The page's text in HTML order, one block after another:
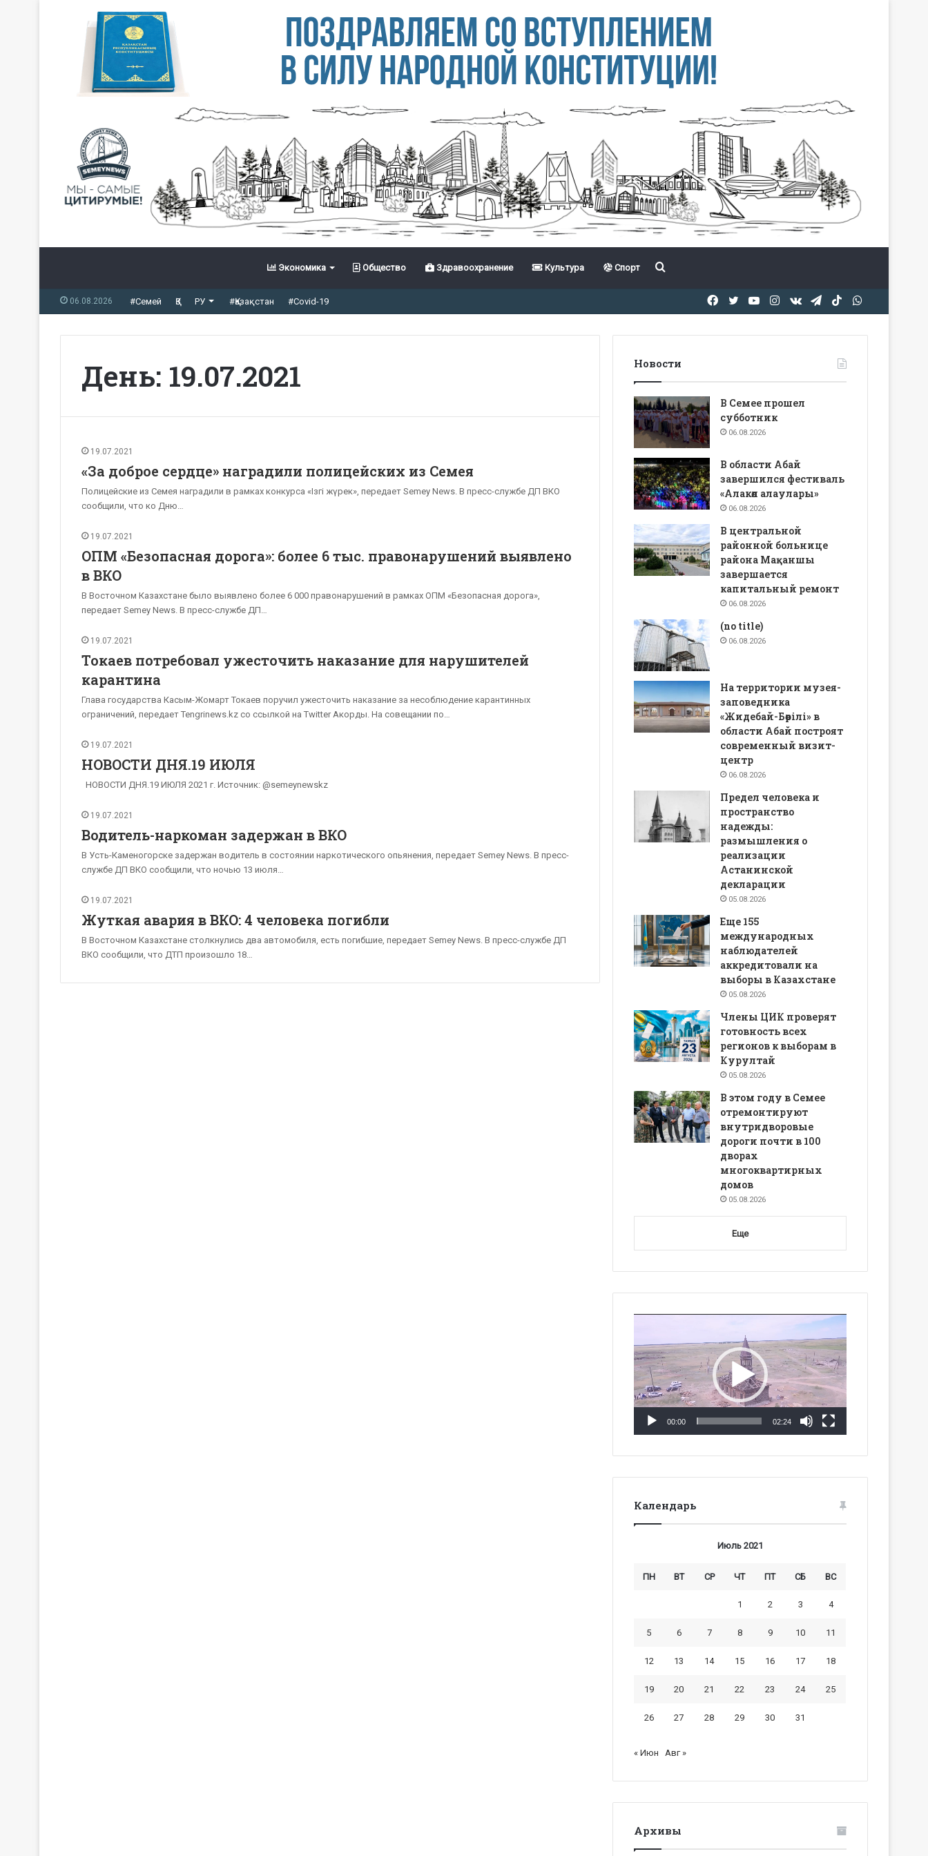
Экономика Общество Здравоохранение Культура Спорт Іздеу
06.08.2026 #Семей ҚЗ РУ #Қазақстан #Covid-19 TikTok
Telegram
vk.com
Instagram
YouTube
Twitter
Facebook
День: 19.07.2021
19.07.2021
«За доброе сердце» наградили полицейских из Семея
Полицейские из Семея наградили в рамках конкурса «Iзгi жүрек», передает Semey News. В пресс-службе ДП ВКО
сообщили, что ко Дню…
19.07.2021
ОПМ «Безопасная дорога»: более 6 тыс. правонарушений выявлено
в ВКО
В Восточном Казахстане было выявлено более 6 000 правонарушений в рамках ОПМ «Безопасная дорога»,
передает Semey News. В пресс-службе ДП…
19.07.2021
Токаев потребовал ужесточить наказание для нарушителей
карантина
Глава государства Касым-Жомарт Токаев поручил ужесточить наказание за несоблюдение карантинных
ограничений, передает Tengrinews.kz со ссылкой на Twitter Акорды. На совещании по…
19.07.2021
НОВОСТИ ДНЯ.19 ИЮЛЯ
НОВОСТИ ДНЯ.19 ИЮЛЯ 2021 г. Источник: @semeynewskz
19.07.2021
Водитель-наркоман задержан в ВКО
В Усть-Каменогорске задержан водитель в состоянии наркотического опьянения, передает Semey News. В пресс-
службе ДП ВКО сообщили, что ночью 13 июля…
19.07.2021
Жуткая авария в ВКО: 4 человека погибли
В Восточном Казахстане столкнулись два автомобиля, есть погибшие, передает Semey News. В пресс-службе ДП
ВКО сообщили, что ДТП произошло 18…
Новости
В Семее прошел
субботник
06.08.2026
В области Абай
завершился фестиваль
«Алакөл алаулары»
06.08.2026
В центральной
районной больнице
района Мақаншы
завершается
капитальный ремонт
06.08.2026
(no title)
06.08.2026
На территории музея-
заповедника
«Жидебай-Бөрілі» в
области Абай построят
современный визит-
центр
06.08.2026
Предел человека и
пространство
надежды:
размышления о
реализации
Астанинской
декларации
05.08.2026
Еще 155
международных
наблюдателей
аккредитовали на
выборы в Казахстане
05.08.2026
Члены ЦИК проверят
готовность всех
регионов к выборам в
Курултай
05.08.2026
В этом году в Семее
отремонтируют
внутридворовые
дороги почти в 100
дворах
многоквартирных
домов
05.08.2026
Еще
00:00 02:24
Календарь
Июль 2021
ПН ВТ СР ЧТ ПТ СБ ВС
1 2 3 4
5 6 7 8 9 10 11
12 13 14 15 16 17 18
19 20 21 22 23 24 25
26 27 28 29 30 31
« Июн Авг »
Архивы